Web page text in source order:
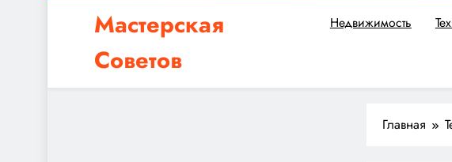
Мастерская
Советов
Независимо от того, планируете ли вы небольшой ремонт или
Недвижимость
Главная